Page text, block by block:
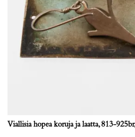
Viallisia hopea koruja ja laatta, 813-